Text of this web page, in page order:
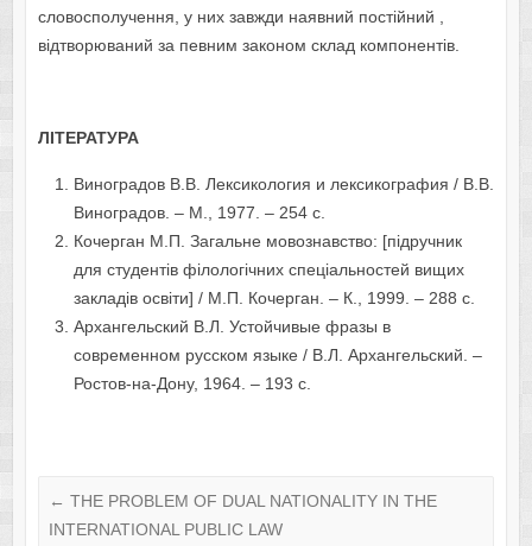
словосполучення, у них завжди наявний постійний ,
відтворюваний за певним законом склад компонентів.
ЛІТЕРАТУРА
Виноградов В.В. Лексикология и лексикография / В.В.
Виноградов. – М., 1977. – 254 с.
Кочерган М.П. Загальне мовознавство: [підручник
для студентів філологічних спеціальностей вищих
закладів освіти] / М.П. Кочерган. – К., 1999. – 288 с.
Архангельский В.Л. Устойчивые фразы в
современном русском языке / В.Л. Архангельский. –
Ростов-на-Дону, 1964. – 193 с.
← THE PROBLEM OF DUAL NATIONALITY IN THE
INTERNATIONAL PUBLIC LAW